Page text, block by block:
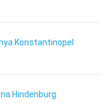
Konstantinopel
Hindenburg